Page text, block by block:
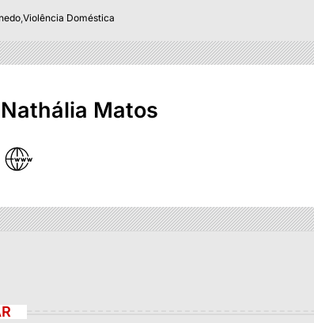
Violência Doméstica
Nathália Matos